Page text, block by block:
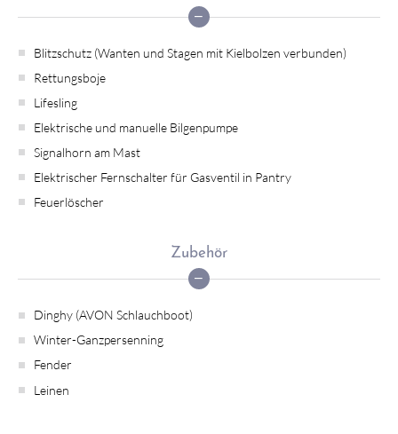
Blitzschutz (Wanten und Stagen mit Kielbolzen verbunden)
Rettungsboje
Lifesling
Elektrische und manuelle Bilgenpumpe
Signalhorn am Mast
Elektrischer Fernschalter für Gasventil in Pantry
Feuerlöscher
Zubehör
Dinghy (AVON Schlauchboot)
Winter-Ganzpersenning
Fender
Leinen